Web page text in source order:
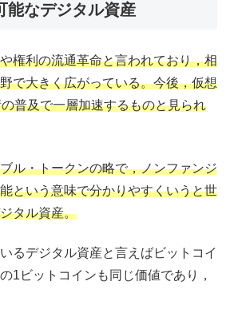
能なデジタル資産
利の流通革命と言われており，相
で大きく広がっている。今後，仮想
普及で一層加速するものと見られ
ル・トークンの略で，ノンファンジ
という意味で分かりやすくいうと世
タル資産。
るデジタル資産と言えばビットコイ
1ビットコインも同じ価値であり，